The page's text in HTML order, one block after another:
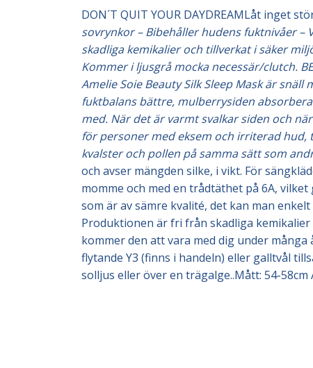
DON´T QUIT YOUR DAYDREAMLåt inget
sovrynkor – Bibehåller hudens fuktnivåer –
skadliga kemikalier och tillverkat i säker
Kommer i ljusgrå mocka necessär/clutch.
Amelie Soie Beauty Silk Sleep Mask är
fuktbalans bättre, mulberrysiden
med. När det är varmt svalkar siden och
för personer med eksem och irriterad hud,
kvalster och pollen på samma sätt som
och avser mängden silke, i vikt. För
momme och med en trådtäthet på 6A,
som är av sämre kvalité, det kan man
Produktionen är fri från skadliga
kommer den att vara med dig under
flytande Y3 (finns i handeln) eller galltvål
solljus eller över en trägalge..Mått: 54-58cm